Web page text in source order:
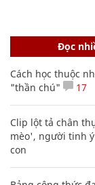
Đọc
Cách học thuộc
"thần chú"
17
Clip lột tả chân
mèo', người tinh
con